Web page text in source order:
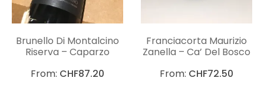
Brunello Di Montalcino
Riserva – Caparzo
From: CHF87.20
Franciacorta Maurizio
Zanella – Ca’ Del Bosco
From: CHF72.50